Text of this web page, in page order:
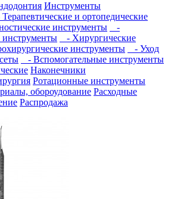
Инструменты
и ортопедические
инструменты
-
инструменты
- Хирургические
инструменты
- Уход
- Вспомогательные инструменты
Наконечники
Ротационные инструменты
обороудование Расходные
Распродажа